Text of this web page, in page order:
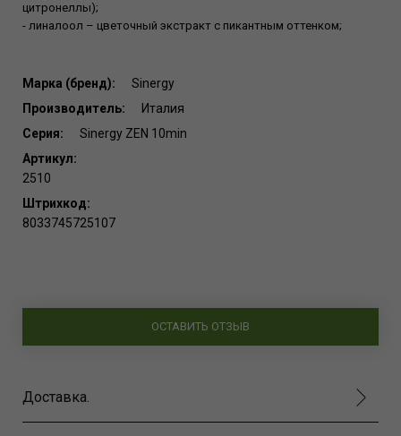
цитронеллы);
- линалоол – цветочный экстракт с пикантным оттенком;
Марка (бренд):
Sinergy
Производитель:
Италия
Серия:
Sinergy ZEN 10min
Артикул:
2510
Штрихкод:
8033745725107
ОСТАВИТЬ ОТЗЫВ
Доставка.